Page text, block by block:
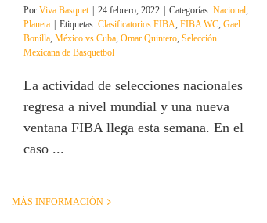
Por Viva Basquet 24 febrero, 2022 Categorías: Nacional,
Planeta
Etiquetas: Clasificatorios FIBA, FIBA WC, Gael
Bonilla, México vs Cuba, Omar Quintero, Selección
Mexicana de Basquetbol
La actividad de selecciones nacionales
regresa a nivel mundial y una nueva
ventana FIBA llega esta semana. En el
caso ...
MÁS INFORMACIÓN